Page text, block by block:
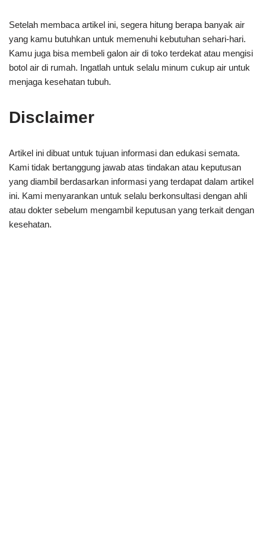
Setelah membaca artikel ini, segera hitung berapa banyak air
yang kamu butuhkan untuk memenuhi kebutuhan sehari-hari.
Kamu juga bisa membeli galon air di toko terdekat atau mengisi
botol air di rumah. Ingatlah untuk selalu minum cukup air untuk
menjaga kesehatan tubuh.
Disclaimer
Artikel ini dibuat untuk tujuan informasi dan edukasi semata.
Kami tidak bertanggung jawab atas tindakan atau keputusan
yang diambil berdasarkan informasi yang terdapat dalam artikel
ini. Kami menyarankan untuk selalu berkonsultasi dengan ahli
atau dokter sebelum mengambil keputusan yang terkait dengan
kesehatan.